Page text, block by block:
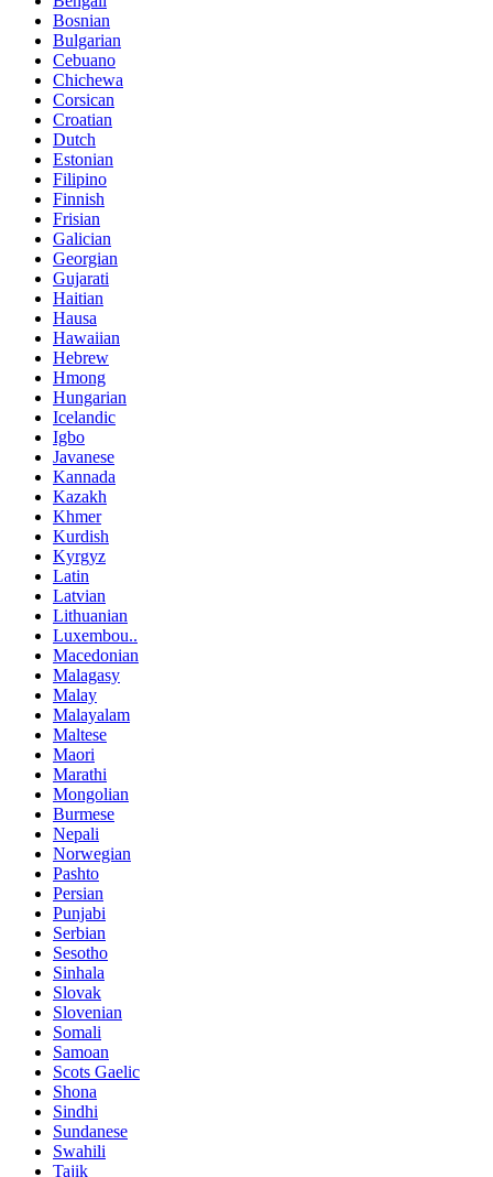
Bosnian
Bulgarian
Cebuano
Chichewa
Corsican
Croatian
Dutch
Estonian
Filipino
Finnish
Frisian
Galician
Georgian
Gujarati
Haitian
Hausa
Hawaiian
Hebrew
Hmong
Hungarian
Icelandic
Igbo
Javanese
Kannada
Kazakh
Khmer
Kurdish
Kyrgyz
Latin
Latvian
Lithuanian
Luxembou..
Macedonian
Malagasy
Malay
Malayalam
Maltese
Maori
Marathi
Mongolian
Burmese
Nepali
Norwegian
Pashto
Persian
Punjabi
Serbian
Sesotho
Sinhala
Slovak
Slovenian
Somali
Samoan
Scots Gaelic
Shona
Sindhi
Sundanese
Swahili
Tajik